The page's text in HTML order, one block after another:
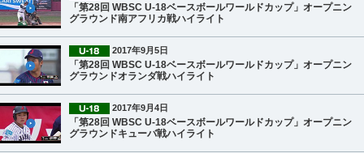
「第28回 WBSC U-18ベースボールワールドカップ」オープニン
グラウンド南アフリカ戦ハイライト
2017年9月5日
「第28回 WBSC U-18ベースボールワールドカップ」オープニン
グラウンドオランダ戦ハイライト
2017年9月4日
「第28回 WBSC U-18ベースボールワールドカップ」オープニン
グラウンドキューバ戦ハイライト